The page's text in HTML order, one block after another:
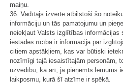
maiņu.
36. Vadītājs izvērtē atbilstoši šo
informāciju un tās pamatojumu un
neiekļaut Valsts izglītības
iestādes rīcībā ir informācija par
citiem apstākļiem, kas var būtiski
nozīmīgi tajā iesaistītajām personām,
uzvedību, kā arī, ja pieņemts lēmums
laikposmu, kurā šī atzīme ir spēkā.